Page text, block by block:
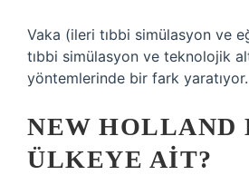
Vaka (ileri tıbbi simülasyon ve
tıbbi simülasyon ve teknolojik
yöntemlerinde bir fark yaratıyor.
NEW HOLLAND
ÜLKEYE AIT?